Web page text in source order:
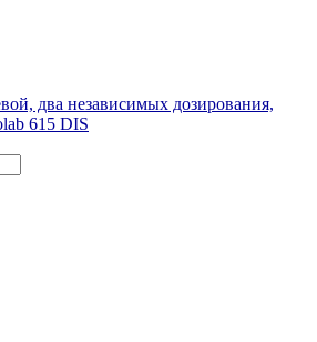
два независимых дозирования,
615 DIS